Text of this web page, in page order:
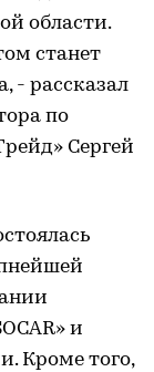
области.
станет
- рассказал
по
Сергей
и
Кроме того,